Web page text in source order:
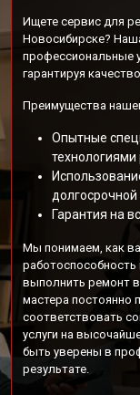
Ищете сервис для
Новосибирске?
профессиональные
гарантируя
Преимущества
Опытные
технологиями
долгосрочной
Гарантия на
Мы понимаем, как
выполнить ремонт
мастера
соответствовать
услуги на
быть уверены в
результате.